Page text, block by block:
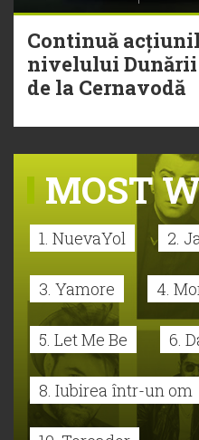
Continuă
nivelului
de la Cernavodă
MOST
1. NuevaYol 2.
3. Yamore 4.
5. Let Me Be 6.
8. Iubirea într-un om